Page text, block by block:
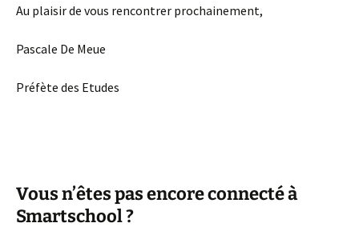
Au plaisir de vous rencontrer prochainement,
Pascale De Meue
Préfète des Etudes
Vous n’êtes pas encore connecté à
Smartschool ?